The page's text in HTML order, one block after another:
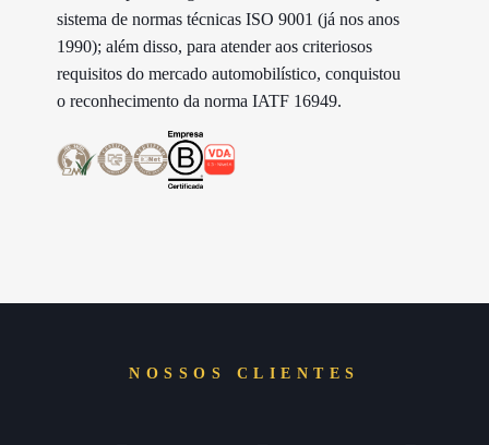
sistema de normas técnicas ISO 9001 (já nos anos
1990); além disso, para atender aos criteriosos
requisitos do mercado automobilístico, conquistou
o reconhecimento da norma IATF 16949.
NOSSOS CLIENTES